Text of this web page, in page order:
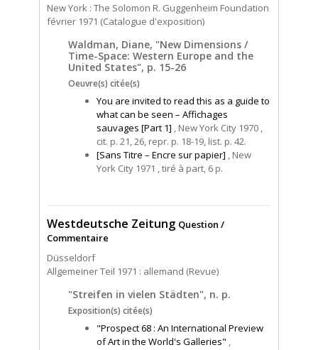
New York : The Solomon R. Guggenheim Foundation
février 1971 (Catalogue d'exposition)
Waldman, Diane, "New Dimensions /
Time-Space: Western Europe and the
United States", p. 15-26
Oeuvre(s) citée(s)
You are invited to read this as a guide to
what can be seen – Affichages
sauvages [Part 1] , New York City 1970 ,
cit. p. 21, 26, repr. p. 18-19, list. p. 42.
[Sans Titre – Encre sur papier] , New
York City 1971 , tiré à part, 6 p.
Westdeutsche Zeitung Question /
Commentaire
Düsseldorf
Allgemeiner Teil 1971 : allemand (Revue)
"Streifen in vielen Städten", n. p.
Exposition(s) citée(s)
"Prospect 68 : An International Preview
of Art in the World's Galleries" ,